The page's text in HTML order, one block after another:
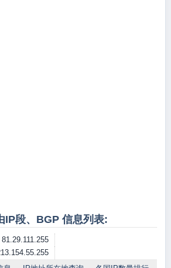
IP段、BGP 信息列表:
81.29.111.255